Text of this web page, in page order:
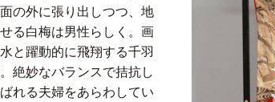
の外に張り出しつつ、地
る白梅は男性らしく。画
と躍動的に飛翔する千羽
絶妙なバランスで拮抗し
れる夫婦をあらわしてい